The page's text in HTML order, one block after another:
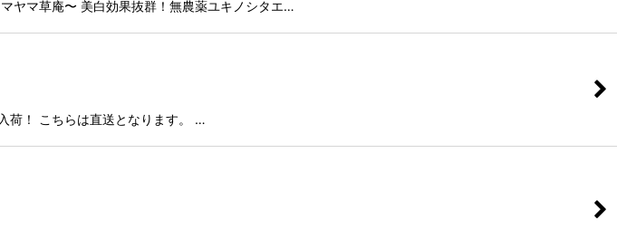
ヤマ草庵〜 美白効果抜群！無農薬ユキノシタエ…
荷！ こちらは直送となります。 …